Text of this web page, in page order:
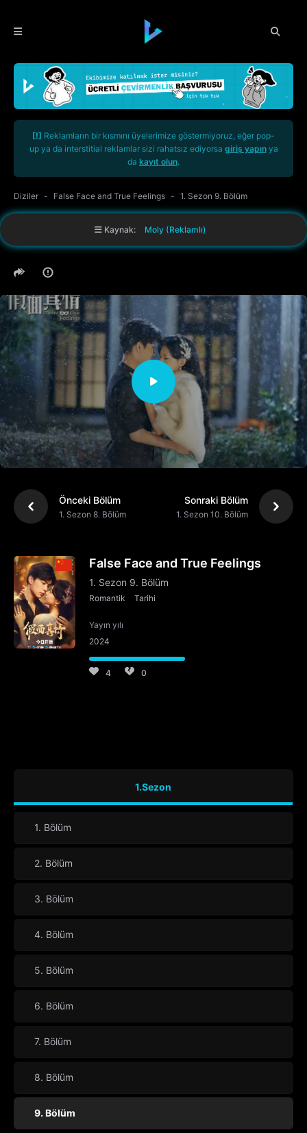
[!] Reklamların bir kısmını üyelerimize göstermiyoruz, eğer pop-
up ya da interstitial reklamlar sizi rahatsız ediyorsa giriş yapınya
da kayıt olun.
Diziler False Face and True Feelings 1. Sezon 9. Bölüm
Kaynak: Moly (Reklamlı)
Önceki Bölüm
1. Sezon 8. Bölüm
Sonraki Bölüm
1. Sezon 10. Bölüm
False Face and True Feelings
1. Sezon 9. Bölüm
Romantik Tarihi
Yayın yılı
2024
4 0
1.Sezon
1. Bölüm
2. Bölüm
3. Bölüm
4. Bölüm
5. Bölüm
6. Bölüm
7. Bölüm
8. Bölüm
9. Bölüm